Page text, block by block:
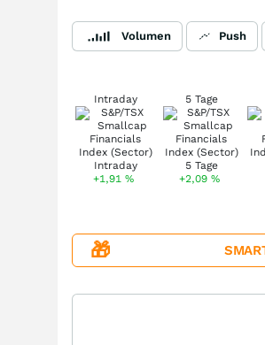
Volumen Push
Intraday
+1,91%
5 Tage
+2,09%
🎁